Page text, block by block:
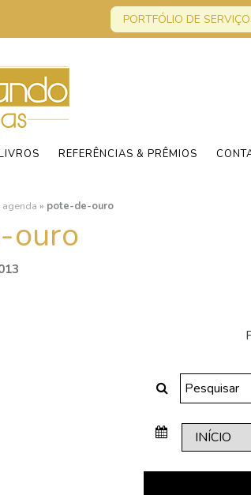
PORTFÓLIO DE
REFERÊNCIAS & PRÊMIOS
» pote-de-ouro
ouro